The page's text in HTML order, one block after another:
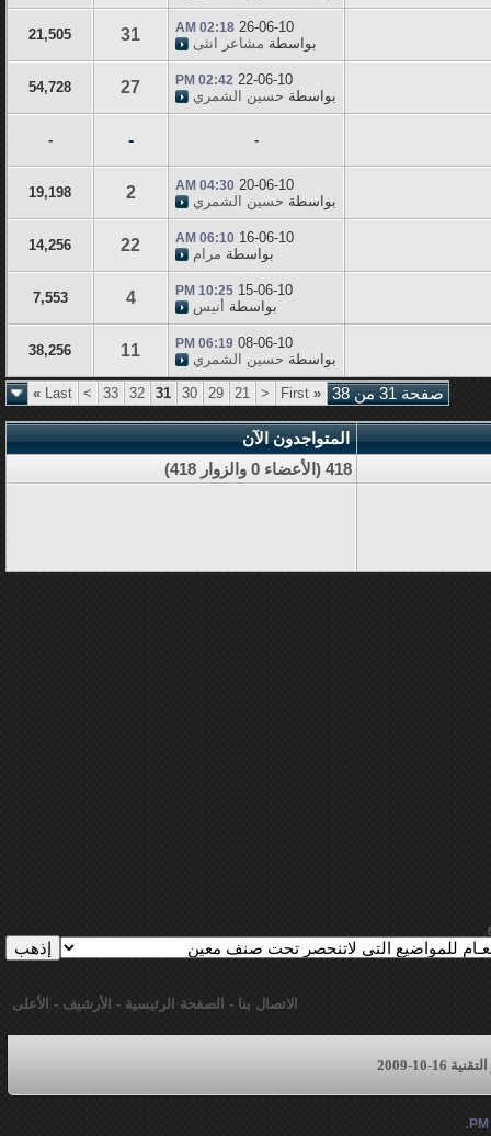
26-06-10
02:18 AM
بواسطة مشاعر انثى 31
21,505
22-06-10
02:42 PM
بواسطة حسين الشمري 27
54,728
-
-
-
20-06-10
04:30 AM
بواسطة حسين الشمري 2
19,198
16-06-10
06:10 AM
بواسطة مرام 22
14,256
15-06-10
10:25 PM
بواسطة أنيس 4
7,553
08-06-10
06:19 PM
بواسطة حسين الشمري 11
38,256
صفحة 31 من 38 «
<
21
29
30
31
32
33
>
Last
»
المتواجدون الآن
418 (الأعضاء 0 والزوار 418)
الاتصال بنا - الصفحة الرئيسية - الأرشيف - الأعلى
10-2009
.